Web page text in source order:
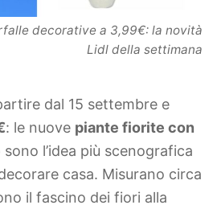
decorative a 3,99€: la novità
Lidl della settimana
dal 15 settembre e
: le nuove piante fiorite con
sono l’idea più scenografica
casa. Misurano circa
il fascino dei fiori alla